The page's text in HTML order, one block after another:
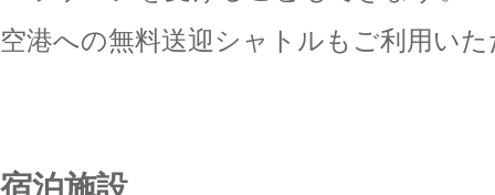
空港への無料送迎シャトルもご利用い
宿泊施設